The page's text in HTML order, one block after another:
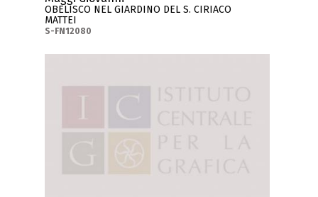
OBELISCO NEL GIARDINO DEL S. CIRIACO
MATTEI
S-FN12080